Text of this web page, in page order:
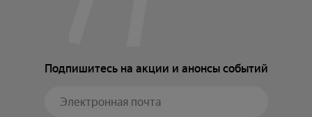
Подпишитесь на акции и анонсы событий